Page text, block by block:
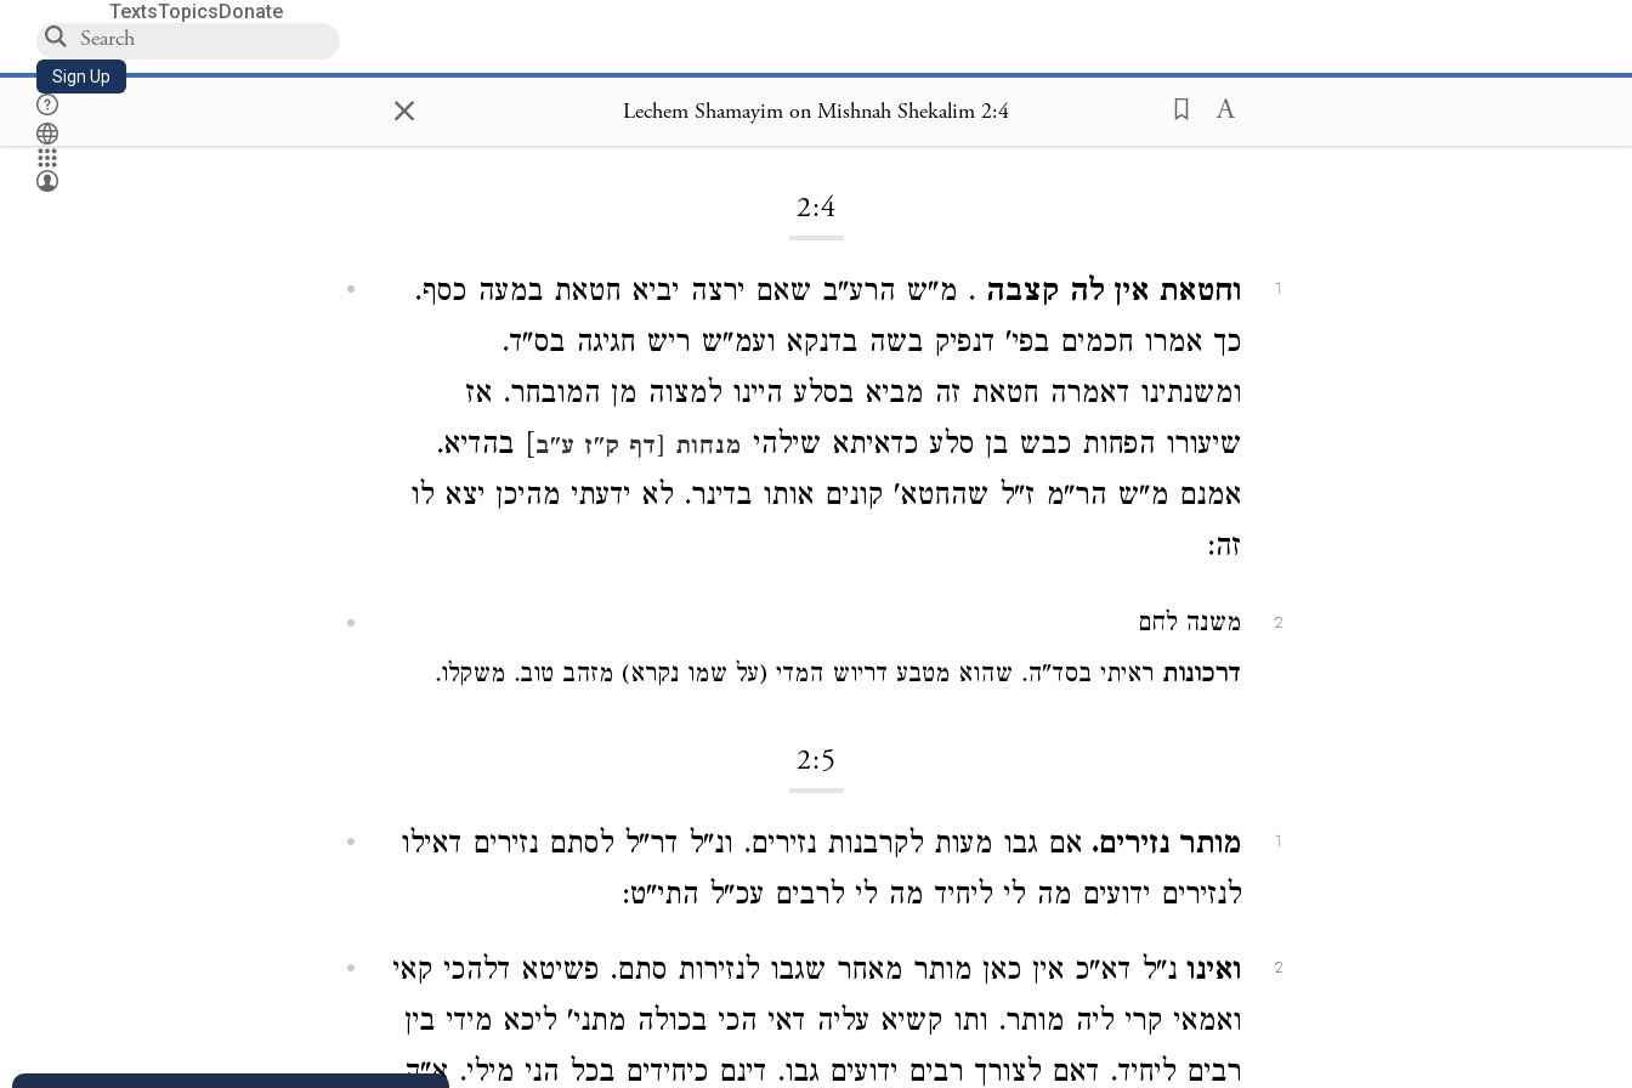
TextsTopicsDonate
Sign Up × Lechem Shamayim on Mishnah Shekalim 2:4
2:4
1 וחטאת אין לה קצבה . מ"ש הרע"ב שאם ירצה יביא חטאת במעה כסף.
כך אמרו חכמים בפי' דנפיק בשה בדנקא ועמ"ש ריש חגיגה בס"ד.
ומשנתינו דאמרה חטאת זה מביא בסלע היינו למצוה מן המובחר. אז
שיעורו הפחות כבש בן סלע כדאיתא שילהי מנחות [דף ק"ז ע"ב] בהדיא.
אמנם מ"ש הר"מ ז"ל שהחטא' קונים אותו בדינר. לא ידעתי מהיכן יצא לו
זה:
2
משנה לחם
דרכונות ראיתי בסד"ה. שהוא מטבע דריוש המדי (על שמו נקרא) מזהב טוב. משקלו.
2:5
1 מותר נזירים. אם גבו מעות לקרבנות נזירים. ונ"ל דר"ל לסתם נזירים דאילו
לנזירים ידועים מה לי ליחיד מה לי לרבים עכ"ל התי"ט:
2 ואינו נ"ל דא"כ אין כאן מותר מאחר שגבו לנזירות סתם. פשיטא דלהכי קאי
ואמאי קרי ליה מותר. ותו קשיא עליה דאי הכי בכולה מתני' ליכא מידי בין
רבים ליחיד. דאם לצורך רבים ידועים גבו. דינם כיחידים בכל הני מילי. א"ה